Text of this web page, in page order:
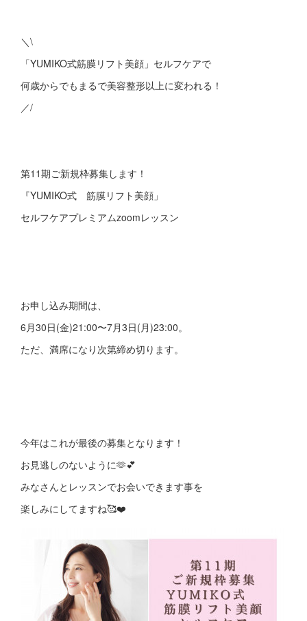
＼\
「YUMIKO式筋膜リフト美顔」セルフケアで
何歳からでもまるで美容整形以上に変われる！
／/
第11期ご新規枠募集します！
『YUMIKO式 筋膜リフト美顔」
セルフケアプレミアムzoomレッスン
お申し込み期間は、
6月30日(金)21:00〜7月3日(月)23:00。
ただ、満席になり次第締め切ります。
今年はこれが最後の募集となります！
お見逃しのないように🫶💕
みなさんとレッスンでお会いできます事を
楽しみにしてますね🥰❤️